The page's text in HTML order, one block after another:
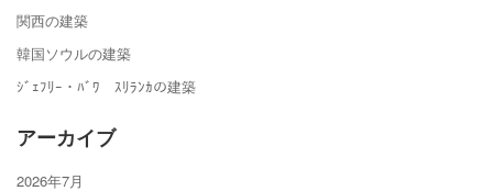
関西の建築
韓国ソウルの建築
ｼﾞｪﾌﾘｰ・ﾊﾞﾜ ｽﾘﾗﾝｶの建築
アーカイブ
2026年7月